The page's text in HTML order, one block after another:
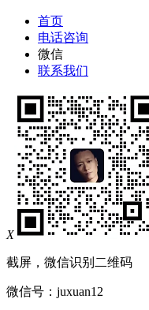
首页
电话咨询
微信
联系我们
X
截屏，微信识别二维码
微信号： juxuan12